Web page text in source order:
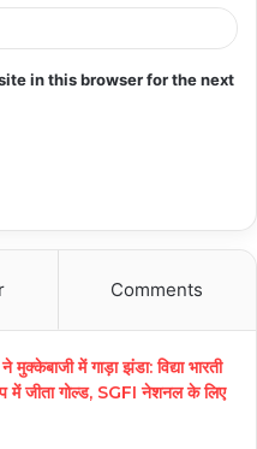
in this browser for the next
Comments
में गाड़ा झंडा: विद्या भारती
में जीता गोल्ड, SGFI नेशनल के लिए